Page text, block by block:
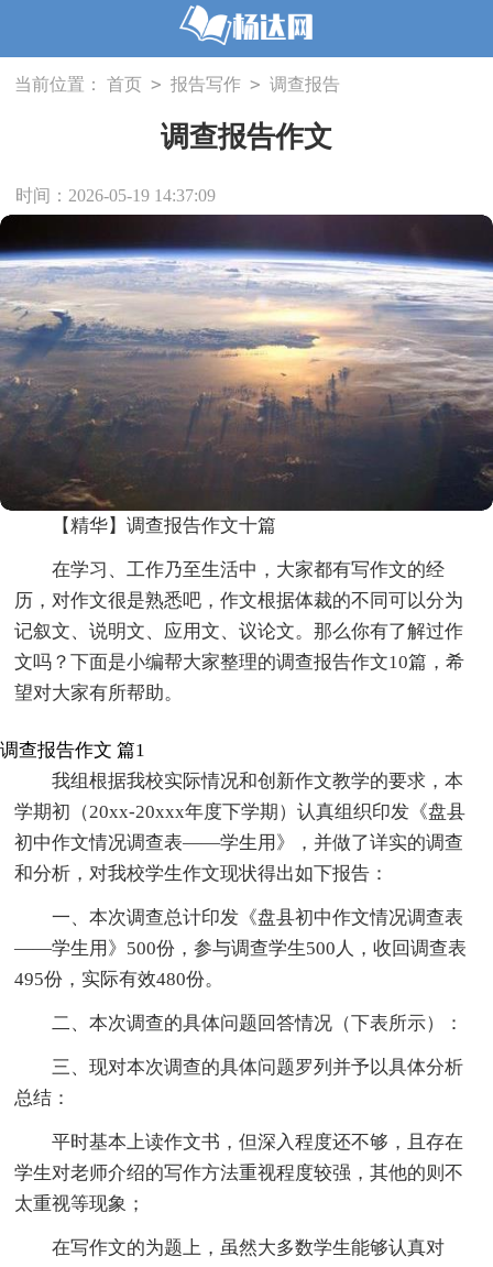
当前位置： 首页 > 报告写作 > 调查报告
调查报告作文
时间：2026-05-19 14:37:09
【精华】调查报告作文十篇
在学习、工作乃至生活中，大家都有写作文的经
历，对作文很是熟悉吧，作文根据体裁的不同可以分为
记叙文、说明文、应用文、议论文。那么你有了解过作
文吗？下面是小编帮大家整理的调查报告作文10篇，希
望对大家有所帮助。
调查报告作文 篇1
我组根据我校实际情况和创新作文教学的要求，本
学期初（20xx-20xxx年度下学期）认真组织印发《盘县
初中作文情况调查表——学生用》，并做了详实的调查
和分析，对我校学生作文现状得出如下报告：
一、本次调查总计印发《盘县初中作文情况调查表
——学生用》500份，参与调查学生500人，收回调查表
495份，实际有效480份。
二、本次调查的具体问题回答情况（下表所示）：
三、现对本次调查的具体问题罗列并予以具体分析
总结：
平时基本上读作文书，但深入程度还不够，且存在
学生对老师介绍的写作方法重视程度较强，其他的则不
太重视等现象；
在写作文的为题上，虽然大多数学生能够认真对